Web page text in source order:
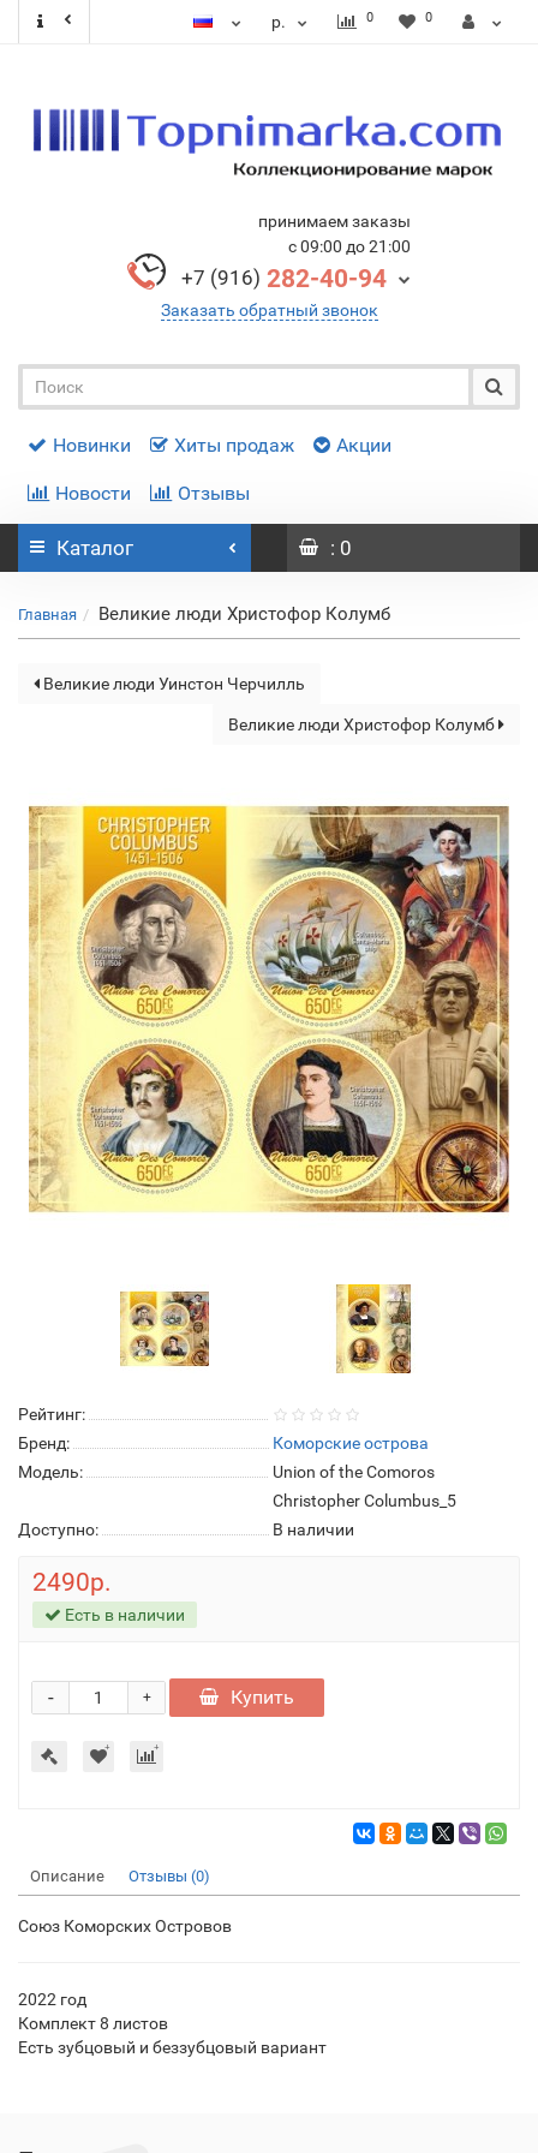
р. 0 0
принимаем заказы
с 09:00 до 21:00
+7 (916) 282-40-94
Заказать обратный звонок
Новинки Хиты продаж Акции
Новости Отзывы
Каталог : 0
Главная Великие люди Христофор Колумб
Великие люди Уинстон Черчилль
Великие люди Христофор Колумб
Рейтинг:
Бренд:
Коморские острова
Модель:
Union of the Comoros
Christopher Columbus_5
Доступно:
В наличии
2490р.
Есть в наличии
+
- Купить
Описание Отзывы (0)
Союз Коморских Островов
2022 год
Комплект 8 листов
Есть зубцовый и беззубцовый вариант